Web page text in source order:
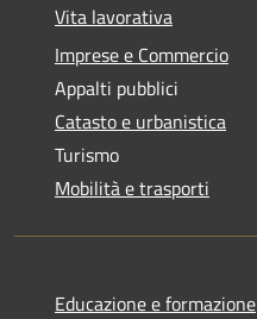
Vita lavorativa
Imprese e Commercio
Appalti pubblici
Catasto e urbanistica
Turismo
Mobilità e trasporti
Educazione e formazione